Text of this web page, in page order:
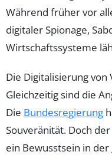
Während früher vor
digitaler Spionage,
Wirtschaftssysteme
Die Digitalisierung
Gleichzeitig sind die
Die Bundesregierung
Souveränität. Doch
ein Bewusstsein in